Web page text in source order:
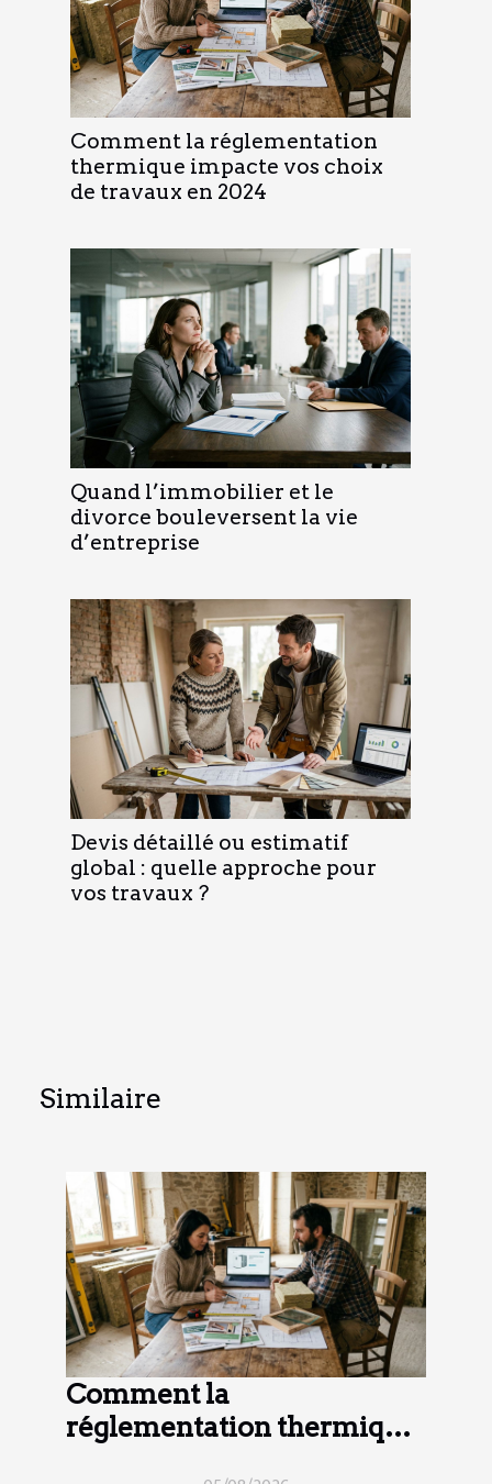
Comment la réglementation
thermique impacte vos choix
de travaux en 2024
Quand l’immobilier et le
divorce bouleversent la vie
d’entreprise
Devis détaillé ou estimatif
global : quelle approche pour
vos travaux ?
Similaire
Comment la
réglementation thermique